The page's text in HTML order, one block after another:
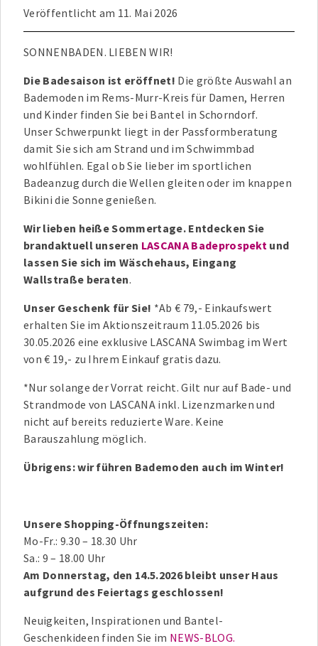
Veröffentlicht am 11. Mai 2026
SONNENBADEN. LIEBEN WIR!
Die Badesaison ist eröffnet! Die größte Auswahl an
Bademoden im Rems-Murr-Kreis für Damen, Herren
und Kinder finden Sie bei Bantel in Schorndorf.
Unser Schwerpunkt liegt in der Passformberatung
damit Sie sich am Strand und im Schwimmbad
wohlfühlen. Egal ob Sie lieber im sportlichen
Badeanzug durch die Wellen gleiten oder im knappen
Bikini die Sonne genießen.
Wir lieben heiße Sommertage. Entdecken Sie
brandaktuell unseren LASCANA Badeprospekt und
lassen Sie sich im Wäschehaus, Eingang
Wallstraße beraten.
Unser Geschenk für Sie! *Ab € 79,- Einkaufswert
erhalten Sie im Aktionszeitraum 11.05.2026 bis
30.05.2026 eine exklusive LASCANA Swimbag im Wert
von € 19,- zu Ihrem Einkauf gratis dazu.
*Nur solange der Vorrat reicht. Gilt nur auf Bade- und
Strandmode von LASCANA inkl. Lizenzmarken und
nicht auf bereits reduzierte Ware. Keine
Barauszahlung möglich.
Übrigens: wir führen Bademoden auch im Winter!
Unsere Shopping-Öffnungszeiten:
Mo-Fr.: 9.30 – 18.30 Uhr
Sa.: 9 – 18.00 Uhr
Am Donnerstag, den 14.5.2026 bleibt unser Haus
aufgrund des Feiertags geschlossen!
Neuigkeiten, Inspirationen und Bantel-
Geschenkideen finden Sie im NEWS-BLOG.